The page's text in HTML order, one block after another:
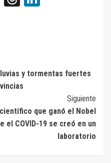
y tormentas fuertes
Siguiente
que ganó el Nobel
el COVID-19 se creó en un
laboratorio